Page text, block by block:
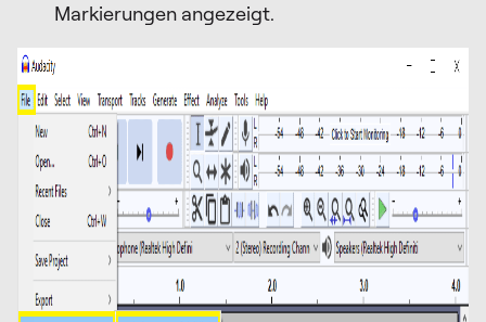
Markierungen angezeigt.